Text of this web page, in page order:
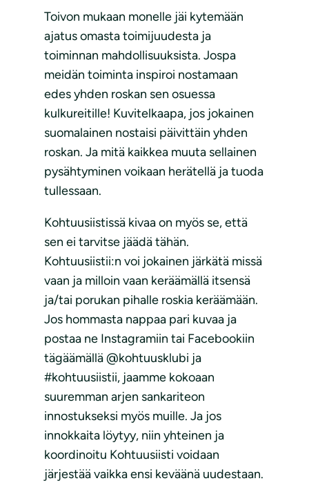
Toivon mukaan monelle jäi kytemään
ajatus omasta toimijuudesta ja
toiminnan mahdollisuuksista. Jospa
meidän toiminta inspiroi nostamaan
edes yhden roskan sen osuessa
kulkureitille! Kuvitelkaapa, jos jokainen
suomalainen nostaisi päivittäin yhden
roskan. Ja mitä kaikkea muuta sellainen
pysähtyminen voikaan herätellä ja tuoda
tullessaan.
Kohtuusiistissä kivaa on myös se, että
sen ei tarvitse jäädä tähän.
Kohtuusiistii:n voi jokainen järkätä missä
vaan ja milloin vaan keräämällä itsensä
ja/tai porukan pihalle roskia keräämään.
Jos hommasta nappaa pari kuvaa ja
postaa ne Instagramiin tai Facebookiin
tägäämällä @kohtuusklubi ja
#kohtuusiistii, jaamme kokoaan
suuremman arjen sankariteon
innostukseksi myös muille. Ja jos
innokkaita löytyy, niin yhteinen ja
koordinoitu Kohtuusiisti voidaan
järjestää vaikka ensi keväänä uudestaan.